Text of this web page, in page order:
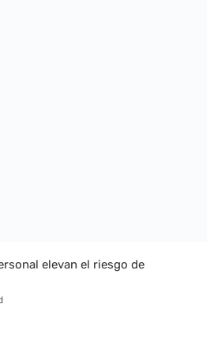
elevan el riesgo de